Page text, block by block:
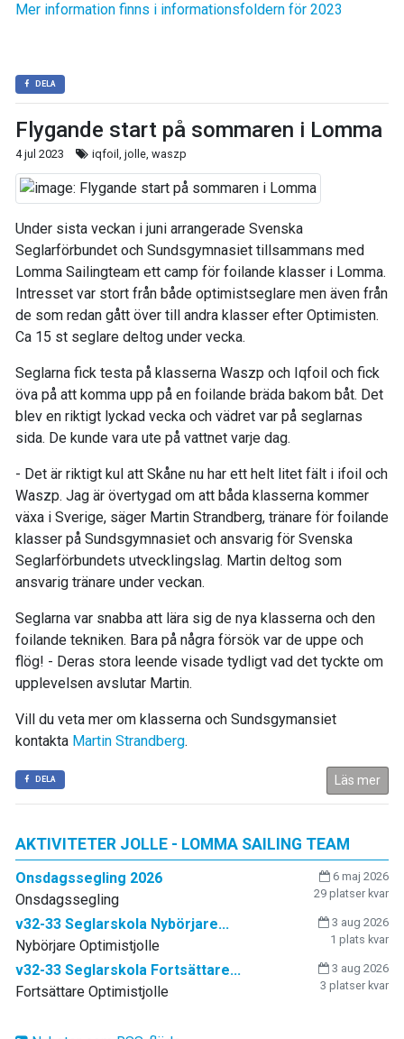
Mer information finns i informationsfoldern för 2023
DELA
Flygande start på sommaren i Lomma
4 jul 2023 iqfoil, jolle, waszp
Under sista veckan i juni arrangerade Svenska
Seglarförbundet och Sundsgymnasiet tillsammans med
Lomma Sailingteam ett camp för foilande klasser i Lomma.
Intresset var stort från både optimistseglare men även från
de som redan gått över till andra klasser efter Optimisten.
Ca 15 st seglare deltog under vecka.
Seglarna fick testa på klasserna Waszp och Iqfoil och fick
öva på att komma upp på en foilande bräda bakom båt. Det
blev en riktigt lyckad vecka och vädret var på seglarnas
sida. De kunde vara ute på vattnet varje dag.
- Det är riktigt kul att Skåne nu har ett helt litet fält i ifoil och
Waszp. Jag är övertygad om att båda klasserna kommer
växa i Sverige, säger Martin Strandberg, tränare för foilande
klasser på Sundsgymnasiet och ansvarig för Svenska
Seglarförbundets utvecklingslag. Martin deltog som
ansvarig tränare under veckan.
Seglarna var snabba att lära sig de nya klasserna och den
foilande tekniken. Bara på några försök var de uppe och
flög! - Deras stora leende visade tydligt vad det tyckte om
upplevelsen avslutar Martin.
Vill du veta mer om klasserna och Sundsgymansiet
kontakta Martin Strandberg.
DELA Läs mer
AKTIVITETER JOLLE - LOMMA SAILING TEAM
Onsdagssegling 2026
6 maj 2026
29 platser kvar
Onsdagssegling
v32-33 Seglarskola Nybörjare...
3 aug 2026
1 plats kvar
Nybörjare Optimistjolle
v32-33 Seglarskola Fortsättare...
3 aug 2026
3 platser kvar
Fortsättare Optimistjolle